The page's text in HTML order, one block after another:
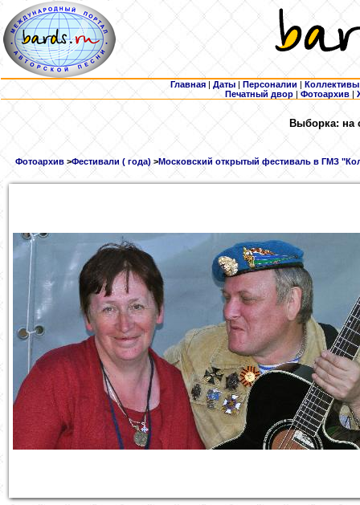
Главная | Даты | Персоналии | Коллективы
Печатный двор |Фотоархив |
Выборка: на
Фотоархив >Фестивали ( года) >Московский открытый фестиваль в ГМЗ